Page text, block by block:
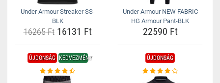
Under Armour Streaker SS-
BLK
16265 Ft16131 Ft
Under Armour NEW FABRIC
HG Armour Pant-BLK
22590 Ft
ÚJDONSÁG KEDVEZMÉNY ÚJDONSÁG